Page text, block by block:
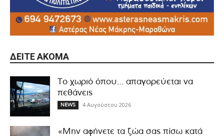
ΔΕΊΤΕ ΑΚΌΜΑ
Το χωριό όπου… απαγορεύεται να
πεθάνεις
NEWS 4 Αυγούστου 2026
«Μην αφήνετε τα ζώα σας πίσω κατά